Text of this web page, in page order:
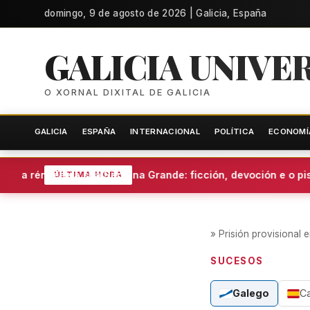
domingo, 9 de agosto de 2026 | Galicia, España
GALICIA
O XORNAL DIXITAL DE GALICIA
GALICIA ESPAÑA INTERNACIONAL POLÍTICA
ÚLTIMA HORA
réndese á súa Semana Grande: ficción, devoción e o
» Prisión provisional
SUCESOS
Galego